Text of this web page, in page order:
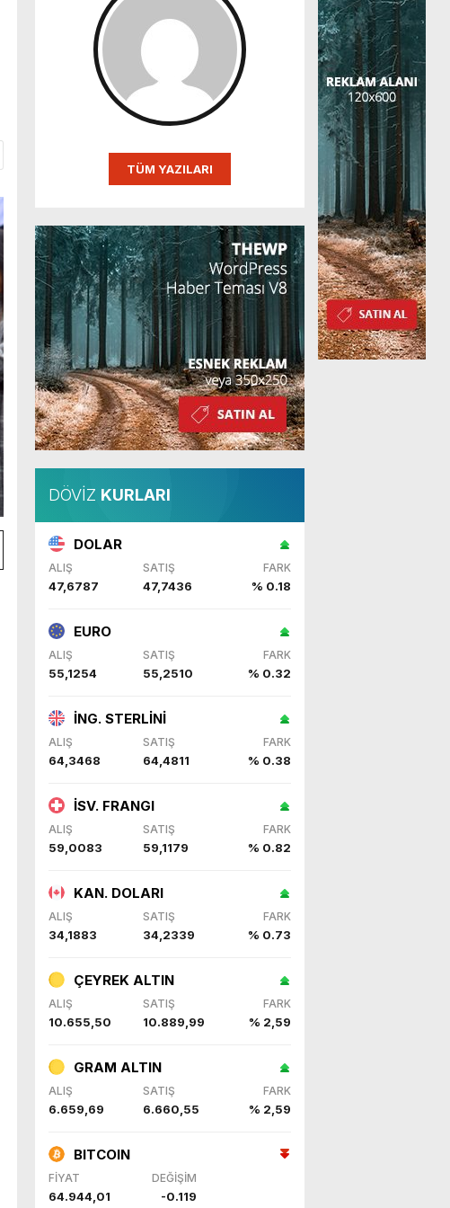
TÜM YAZILARI
DÖVİZ KURLARI
DOLAR
ALIŞ SATIŞ FARK
47,6787 47,7436 % 0.18
EURO
ALIŞ SATIŞ FARK
55,1254 55,2510 % 0.32
İNG. STERLİNİ
ALIŞ SATIŞ FARK
64,3468 64,4811 % 0.38
İSV. FRANGI
ALIŞ SATIŞ FARK
59,0083 59,1179 % 0.82
KAN. DOLARI
ALIŞ SATIŞ FARK
34,1883 34,2339 % 0.73
ÇEYREK ALTIN
ALIŞ SATIŞ FARK
10.655,50 10.889,99 % 2,59
GRAM ALTIN
ALIŞ SATIŞ FARK
6.659,69 6.660,55 % 2,59
BITCOIN
FİYAT DEĞİŞİM
64.944,01 -0.119